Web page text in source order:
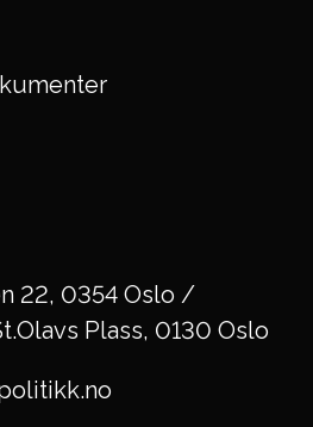
22, 0354 Oslo /
Plass, 0130 Oslo